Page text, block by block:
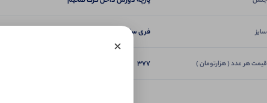
سایز فری سایز ۳۶ تا ۴۶
قیمت هر عدد ( هزارتومان ) 377
×